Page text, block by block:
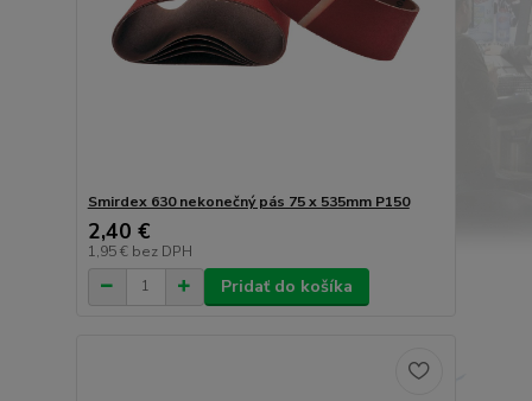
Smirdex 630 nekonečný pás 75 x 535mm P150
2,40 €
1,95 € bez DPH
Pridať do košíka